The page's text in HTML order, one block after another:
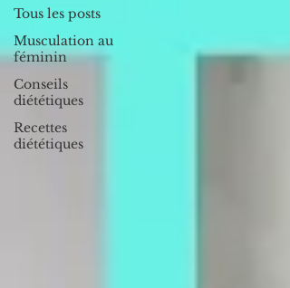
Tous les posts
Musculation au
féminin
Conseils
diététiques
Recettes
diététiques